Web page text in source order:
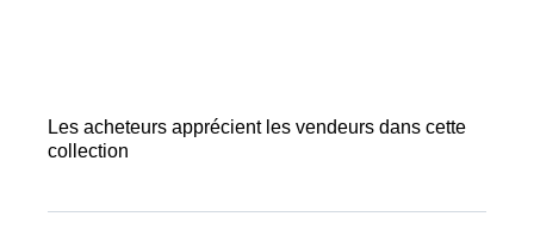
Les acheteurs apprécient les vendeurs dans cette
collection